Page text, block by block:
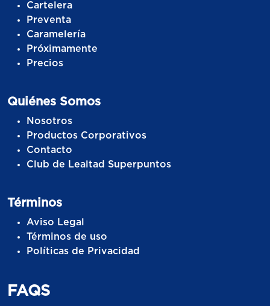
Cartelera
Preventa
Caramelería
Próximamente
Precios
Quiénes Somos
Nosotros
Productos Corporativos
Contacto
Club de Lealtad Superpuntos
Términos
Aviso Legal
Términos de uso
Políticas de Privacidad
FAQS